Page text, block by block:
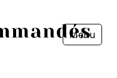
Menu
Fermer